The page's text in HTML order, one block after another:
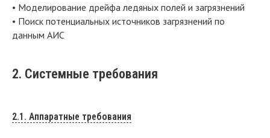
• Моделирование дрейфа ледяных полей и загрязнений
• Поиск потенциальных источников загрязнений по
данным АИС
2. Системные требования
2.1. Аппаратные требования